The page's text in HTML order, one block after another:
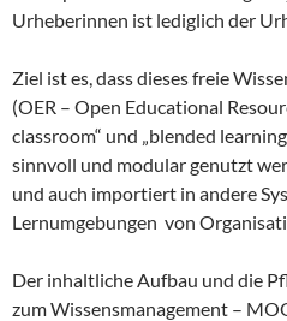
Urheberinnen ist lediglich der
Ziel ist es, dass dieses freie
(OER – Open Educational
classroom“ und „blended
sinnvoll und modular genutzt
und auch importiert in andere
Lernumgebungen von
Der inhaltliche Aufbau und die
zum Wissensmanagement –